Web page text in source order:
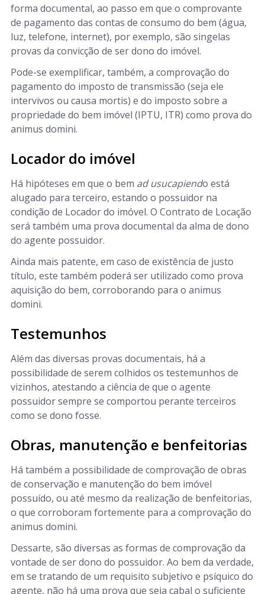
forma documental, ao passo em que o comprovante
de pagamento das contas de consumo do bem (água,
luz, telefone, internet), por exemplo, são singelas
provas da convicção de ser dono do imóvel.
Pode-se exemplificar, também, a comprovação do
pagamento do imposto de transmissão (seja ele
intervivos ou causa mortis) e do imposto sobre a
propriedade do bem imóvel (IPTU, ITR) como prova do
animus domini.
Locador do imóvel
Há hipóteses em que o bem ad usucapiendo está
alugado para terceiro, estando o possuidor na
condição de Locador do imóvel. O Contrato de Locação
será também uma prova documental da alma de dono
do agente possuidor.
Ainda mais patente, em caso de existência de justo
título, este também poderá ser utilizado como prova
aquisição do bem, corroborando para o animus
domini.
Testemunhos
Além das diversas provas documentais, há a
possibilidade de serem colhidos os testemunhos de
vizinhos, atestando a ciência de que o agente
possuidor sempre se comportou perante terceiros
como se dono fosse.
Obras, manutenção e benfeitorias
Há também a possibilidade de comprovação de obras
de conservação e manutenção do bem imóvel
possuído, ou até mesmo da realização de benfeitorias,
o que corroboram fortemente para a comprovação do
animus domini.
Dessarte, são diversas as formas de comprovação da
vontade de ser dono do possuidor. Ao bem da verdade,
em se tratando de um requisito subjetivo e psíquico do
agente, não há uma prova que seja cabal o suficiente